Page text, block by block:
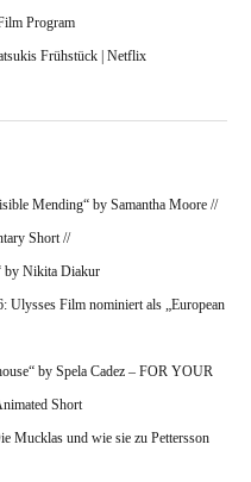
Program
Frühstück | Netflix
Mending“ by Samantha Moore //
Short //
by Nikita Diakur
Ulysses Film nominiert als „European
by Spela Cadez – FOR YOUR
Short
Mucklas und wie sie zu Pettersson